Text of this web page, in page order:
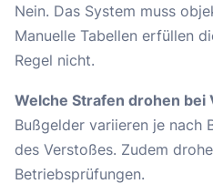
Nein. Das System muss
Manuelle Tabellen erfüllen
Regel nicht.
Welche Strafen drohen bei
Bußgelder variieren je nach
des Verstoßes. Zudem
Betriebsprüfungen.